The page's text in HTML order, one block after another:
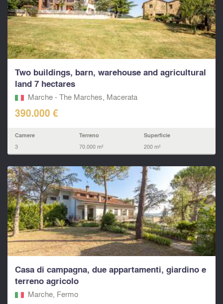
Two buildings, barn, warehouse and agricultural
land 7 hectares
Marche - The Marches, Macerata‎
390.000 €
Camere
3
Terreno
70.000 m²
Superficie
200 m²
Casa di campagna, due appartamenti, giardino e
terreno agricolo
Marche, Fermo‎